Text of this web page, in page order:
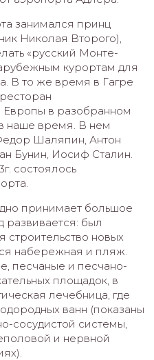
занимался принц
Николая Второго),
«русский Монте-
курортам для
В то же время в Гагре
Европы в разобранном
наше время. В нем
Шаляпин, Антон
Бунин, Иосиф Сталин.
состоялось
принимает большое
развивается: был
строительство новых
набережная и пляж.
песчаные и песчано-
площадок, в
лечебница, где
ванн (показаны
сосудистой системы,
и нервной